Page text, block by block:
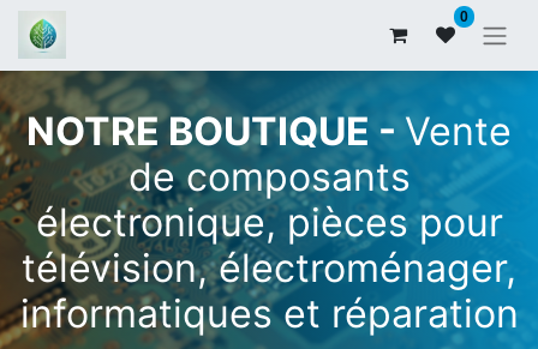
0
NOTRE BOUTIQUE -Vente
de composants
électronique, pièces pour
télévision, électroménager,
informatiques et réparation